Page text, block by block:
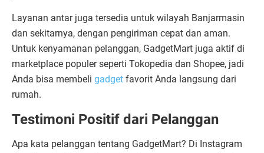
Layanan antar juga tersedia untuk wilayah Banjarmasin
dan sekitarnya, dengan pengiriman cepat dan aman.
Untuk kenyamanan pelanggan, GadgetMart juga aktif di
marketplace populer seperti Tokopedia dan Shopee, jadi
Anda bisa membeli gadget favorit Anda langsung dari
rumah.
Testimoni Positif dari Pelanggan
Apa kata pelanggan tentang GadgetMart? Di Instagram